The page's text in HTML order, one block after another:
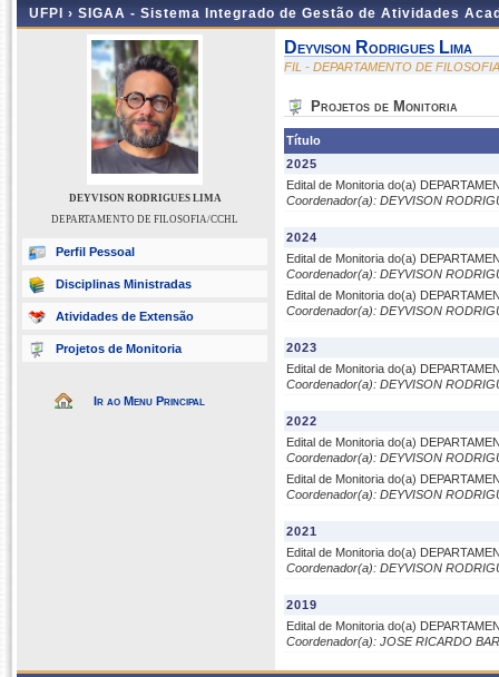
UFPI › SIGAA - Sistema Integrado de Gestão de Atividades
DEYVISON RODRIGUES LIMA
DEPARTAMENTO DE FILOSOFIA/CCHL
Perfil Pessoal
Disciplinas Ministradas
Atividades de Extensão
Projetos de Monitoria
Ir ao Menu Principal
Deyvison Rodrigues Lima
FIL - DEPARTAMENTO DE
Projetos de Monitoria
Título
2025
Edital de Monitoria do(a)
Coordenador(a): DEYVISON
2024
Edital de Monitoria do(a)
Coordenador(a): DEYVISON
Edital de Monitoria do(a)
Coordenador(a): DEYVISON
2023
Edital de Monitoria do(a)
Coordenador(a): DEYVISON
2022
Edital de Monitoria do(a)
Coordenador(a): DEYVISON
Edital de Monitoria do(a)
Coordenador(a): DEYVISON
2021
Edital de Monitoria do(a)
Coordenador(a): DEYVISON
2019
Edital de Monitoria do(a)
Coordenador(a): JOSE RICARDO